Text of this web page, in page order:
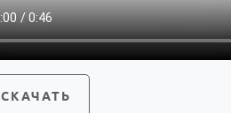
СКАЧАТЬ